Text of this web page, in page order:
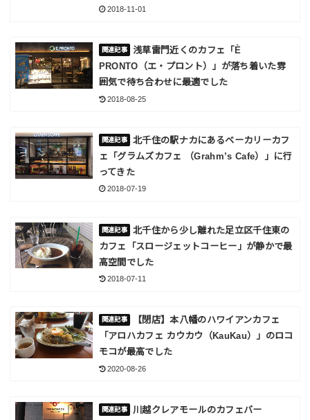
2018-11-01
浅草雷門近くのカフェ「È
PRONTO（エ・プロント）」が落ち着いた雰
囲気で待ち合わせに最適でした
2018-08-25
北千住の駅ナカにあるベーカリーカフ
ェ「グラムズカフェ （Grahm’s Cafe）」に行
ってきた
2018-07-19
北千住から少し離れた足立区千住東の
カフェ「スロージェットコーヒー」が静かで最
高空間でした
2018-07-11
【閉店】本八幡のハワイアンカフェ
「アロハカフェ カウカウ（KauKau）」のロコ
モコが最高でした
2020-08-26
川越クレアモールのカフェバー